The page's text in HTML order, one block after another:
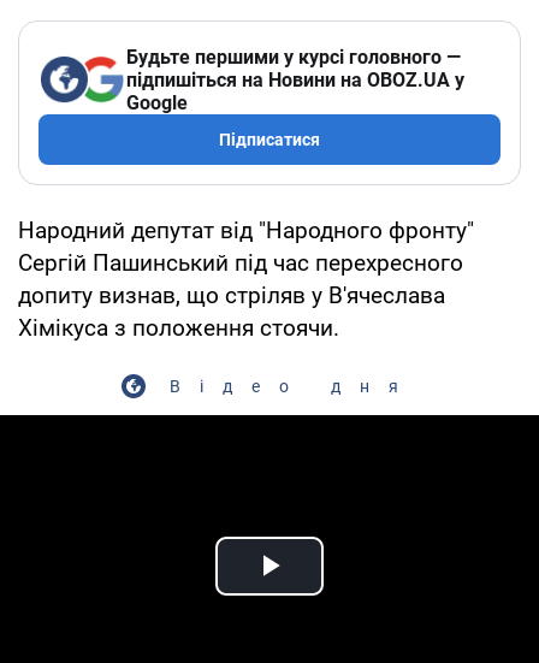
Будьте першими у курсі головного —
підпишіться на Новини на OBOZ.UA у
Google
Підписатися
Народний депутат від "Народного фронту"
Сергій Пашинський під час перехресного
допиту визнав, що стріляв у В'ячеслава
Хімікуса з положення стоячи.
Відео дня
Play Video